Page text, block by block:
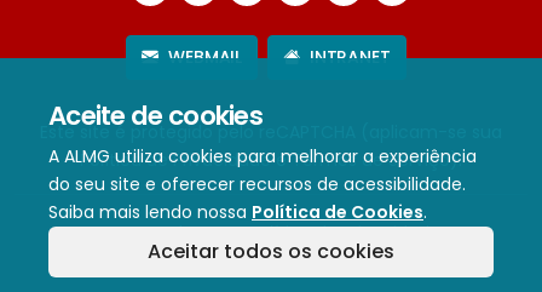
Aceite de cookies
A ALMG utiliza cookies para melhorar a experiência
do seu site e oferecer recursos de acessibilidade.
Saiba mais lendo nossa Política de Cookies.
Aceitar todos os cookies
WEBMAIL INTRANET
Este site é protegido pelo reCAPTCHA (aplicam-se sua
Política de PrivacidadeeTermos de Serviço).
Termos de Uso e Política de Privacidade
Política de cookies